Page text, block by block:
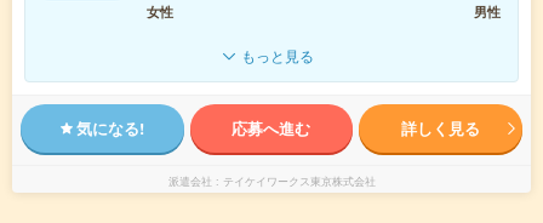
女性
男性
もっと見る
気になる! 応募へ進む 詳しく見る
派遣会社 テイケイワークス東京株式会社